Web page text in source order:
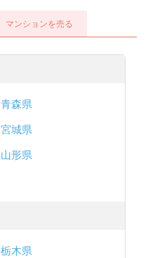
マンションを売る
青森県
宮城県
山形県
栃木県